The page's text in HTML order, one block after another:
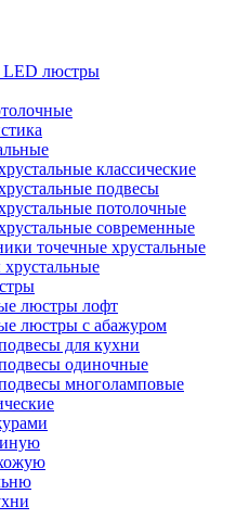
LED люстры
классические
подвесы
потолочные
современные
точечные хрустальные
люстры лофт
люстры с абажуром
для кухни
одиночные
многоламповые